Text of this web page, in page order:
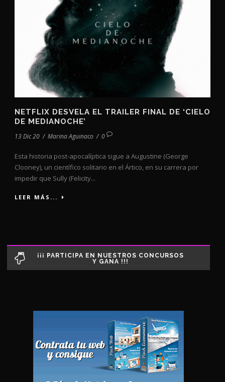
NETFLIX DESVELA EL TRAILER FINAL DE ‘CIELO
DE MEDIANOCHE’
13 Dic 20 / Marina Aguinaco / 0
Esta historia post-apocalíptica sigue a Augustine (George
Clooney), un científico solitario en el Ártico, en su carrera por
impedir que Sully (Felicity...
LEER MÁS...
¡¡¡ PARTICIPA EN NUESTROS CONCURSOS
Y GANA !!!